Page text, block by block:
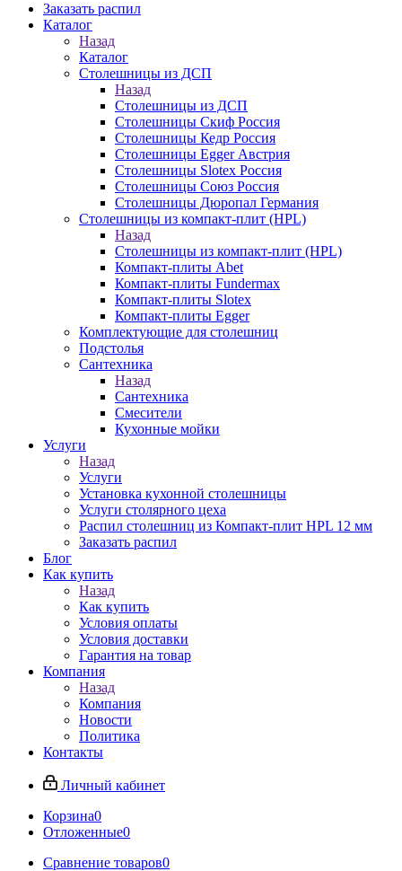
Заказать распил
Каталог
Назад
Каталог
Столешницы из ДСП
Назад
Столешницы из ДСП
Столешницы Скиф Россия
Столешницы Кедр Россия
Столешницы Egger Австрия
Столешницы Slotex Россия
Столешницы Союз Россия
Столешницы Дюропал Германия
Столешницы из компакт-плит (HPL)
Назад
Столешницы из компакт-плит (HPL)
Компакт-плиты Abet
Компакт-плиты Fundermax
Компакт-плиты Slotex
Компакт-плиты Egger
Комплектующие для столешниц
Подстолья
Сантехника
Назад
Сантехника
Смесители
Кухонные мойки
Услуги
Назад
Услуги
Установка кухонной столешницы
Услуги столярного цеха
Распил столешниц из Компакт-плит HPL 12 мм
Заказать распил
Блог
Как купить
Назад
Как купить
Условия оплаты
Условия доставки
Гарантия на товар
Компания
Назад
Компания
Новости
Политика
Контакты
Личный кабинет
Корзина0
Отложенные0
Сравнение товаров0